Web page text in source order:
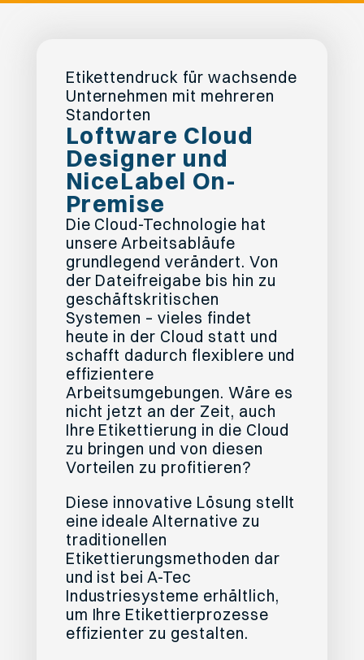
Etikettendruck für wachsende
Unternehmen mit mehreren
Standorten
Loftware Cloud
Designer und
NiceLabel On-
Premise
Die Cloud-Technologie hat
unsere Arbeitsabläufe
grundlegend verändert. Von
der Dateifreigabe bis hin zu
geschäftskritischen
Systemen – vieles findet
heute in der Cloud statt und
schafft dadurch flexiblere und
effizientere
Arbeitsumgebungen. Wäre es
nicht jetzt an der Zeit, auch
Ihre Etikettierung in die Cloud
zu bringen und von diesen
Vorteilen zu profitieren?
Diese innovative Lösung stellt
eine ideale Alternative zu
traditionellen
Etikettierungsmethoden dar
und ist bei A-Tec
Industriesysteme erhältlich,
um Ihre Etikettierprozesse
effizienter zu gestalten.